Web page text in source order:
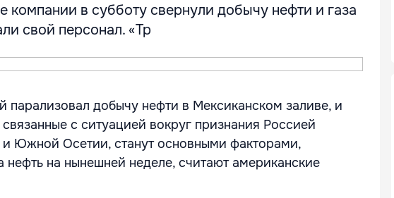
в субботу свернули добычу нефти и газа
свой персонал. «Тр
парализовал добычу нефти в Мексиканском заливе, и
с ситуацией вокруг признания Россией
и Южной Осетии, станут основными факторами,
на нынешней неделе, считают американские